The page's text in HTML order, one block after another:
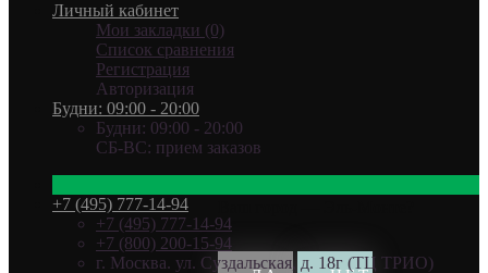
Личный кабинет
Мои закладки (0)
Список сравнения
Регистрация
Авторизация
Будни: 09:00 - 20:00
Будни: 09:00 - 20:00
СБ-ВС: прием заказов
+7 (495) 777-14-94
+7 (495) 777-14-94
+7 (800) 200-15-94
г. Москва. ул. Суздальская, д. 18г (ТЦ ТРИО)